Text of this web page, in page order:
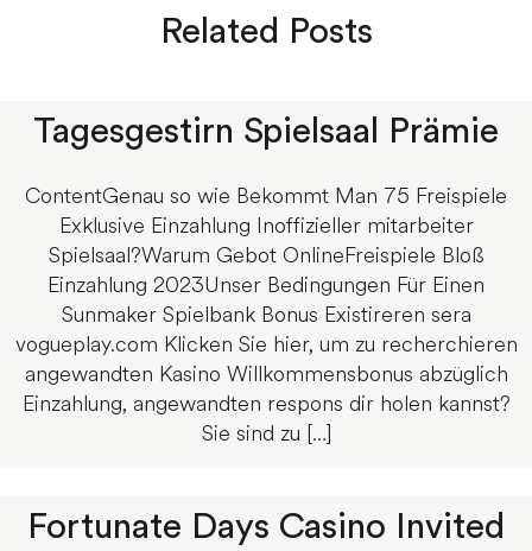
Related Posts
Tagesgestirn Spielsaal Prämie
ContentGenau so wie Bekommt Man 75 Freispiele
Exklusive Einzahlung Inoffizieller mitarbeiter
Spielsaal?Warum Gebot OnlineFreispiele Bloß
Einzahlung 2023Unser Bedingungen Für Einen
Sunmaker Spielbank Bonus Existireren sera
vogueplay.com Klicken Sie hier, um zu recherchieren
angewandten Kasino Willkommensbonus abzüglich
Einzahlung, angewandten respons dir holen kannst?
Sie sind zu […]
Fortunate Days Casino Invited